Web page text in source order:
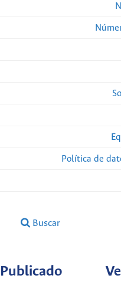
Política de
Buscar
Publicado